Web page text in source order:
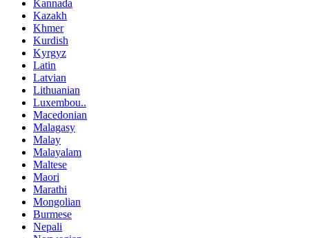
Kannada
Kazakh
Khmer
Kurdish
Kyrgyz
Latin
Latvian
Lithuanian
Luxembou..
Macedonian
Malagasy
Malay
Malayalam
Maltese
Maori
Marathi
Mongolian
Burmese
Nepali